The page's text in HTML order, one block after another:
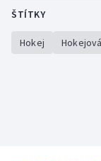
ŠTÍTKY
Hokej